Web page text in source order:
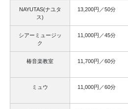
NAYUTAS(ナユタ
ス)
13,200円／50分
シアーミュージッ
ク
11,000円／45分
椿音楽教室 11,700円／60分
ミュウ 11,000円／60分